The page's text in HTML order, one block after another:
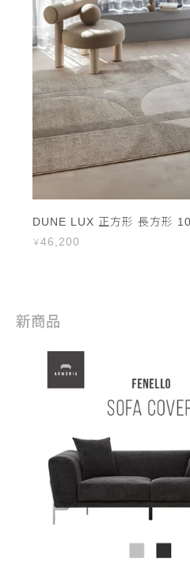
DUNE LUX 正方形 長方形
46,200
新商品